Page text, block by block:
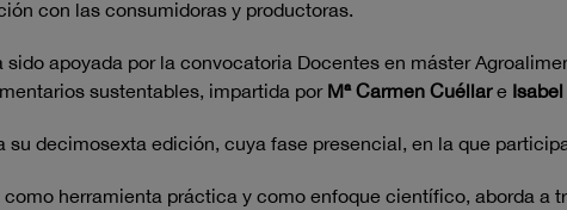
con las consumidoras y productoras.
sido apoyada por la convocatoria Docentes en máster
sustentables, impartida por Mª Carmen Cuéllare
su decimosexta edición, cuya fase presencial, en la que
como herramienta práctica y como enfoque científico, aborda